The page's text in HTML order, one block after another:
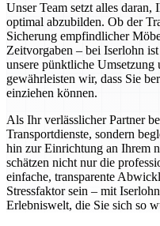
Unser Team setzt alles
optimal abzubilden. Ob der
Sicherung empfindlicher
Zeitvorgaben – bei Iserlohn
unsere pünktliche
gewährleisten wir, dass Sie
einziehen können.
Als Ihr verlässlicher Partner
Transportdienste, sondern
hin zur Einrichtung an Ihrem
schätzen nicht nur die
einfache, transparente
Stressfaktor sein – mit
Erlebniswelt, die Sie sich so